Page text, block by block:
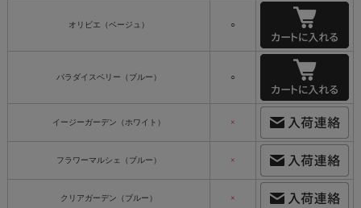
オリビエ（ベージュ） ○
パラダイスベリー（ブルー） ○
イージーガーデン（ホワイト） ×
フラワーマルシェ（ブルー） ×
クリアガーデン（ブルー） ×